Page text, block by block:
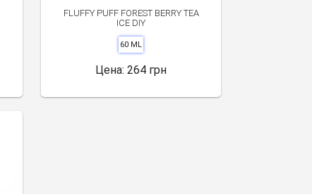
FLUFFY PUFF FOREST BERRY TEA
ICE DIY
60 ML
Цена: 264 грн